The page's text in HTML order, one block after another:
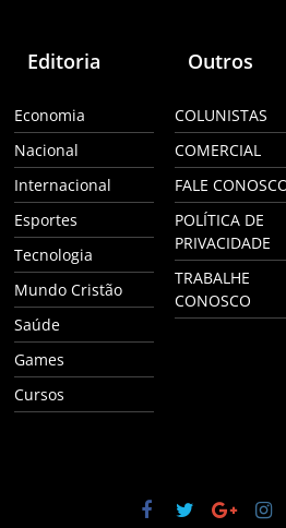
Editoria
Economia
Nacional
Internacional
Esportes
Tecnologia
Mundo Cristão
Saúde
Games
Cursos
Outros
COLUNISTAS
COMERCIAL
FALE
POLÍTICA DE
PRIVACIDADE
TRABALHE
CONOSCO